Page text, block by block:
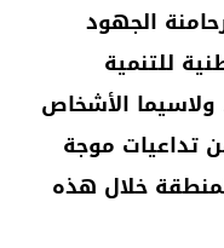
الجهود
للتنمية
ولاسيما الأشخاص
تداعيات موجة
خلال هذه